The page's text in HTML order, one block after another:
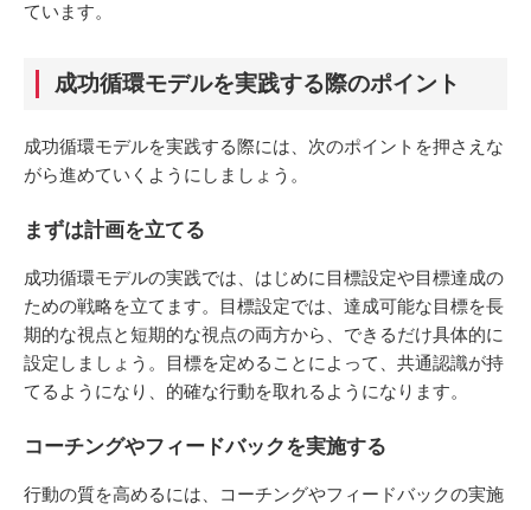
ています。
成功循環モデルを実践する際のポイント
成功循環モデルを実践する際には、次のポイントを押さえな
がら進めていくようにしましょう。
まずは計画を立てる
成功循環モデルの実践では、はじめに目標設定や目標達成の
ための戦略を立てます。目標設定では、達成可能な目標を長
期的な視点と短期的な視点の両方から、できるだけ具体的に
設定しましょう。目標を定めることによって、共通認識が持
てるようになり、的確な行動を取れるようになります。
コーチングやフィードバックを実施する
行動の質を高めるには、コーチングやフィードバックの実施